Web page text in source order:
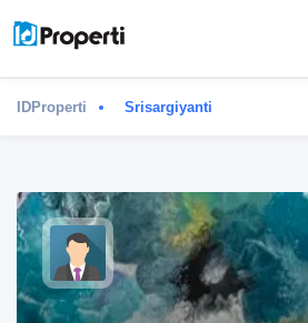
IDProperti Srisargiyanti